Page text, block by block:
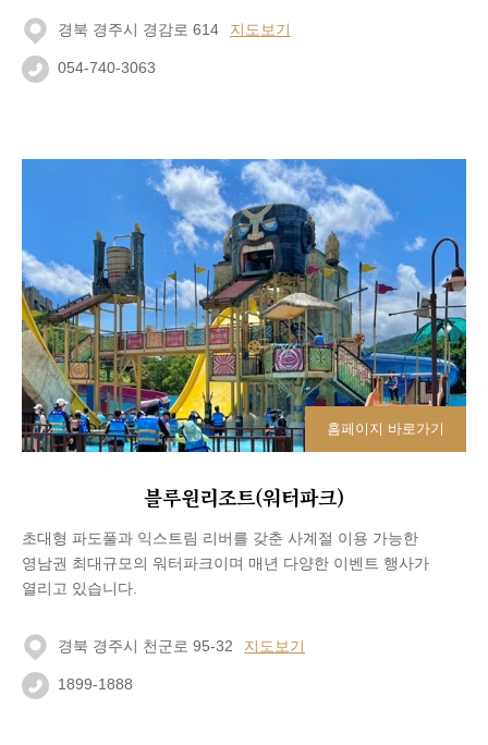
경북 경주시 경감로 614 지도보기
054-740-3063
홈페이지 바로가기
블루원리조트(워터파크)
초대형 파도풀과 익스트림 리버를 갖춘 사계절 이용 가능한
영남권 최대규모의 워터파크이며 매년 다양한 이벤트 행사가
열리고 있습니다.
경북 경주시 천군로 95-32 지도보기
1899-1888